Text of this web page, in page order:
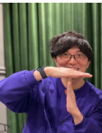
お知らせ
イベント・
YouTube
会社情報